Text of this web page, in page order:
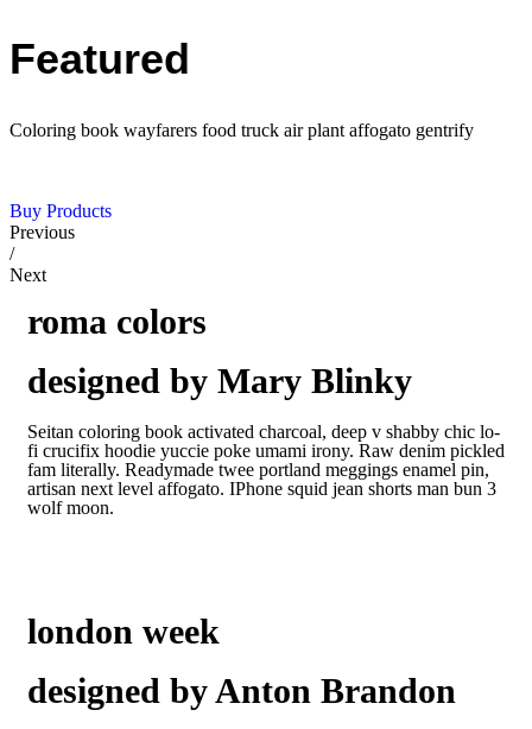
Featured
Coloring book wayfarers food truck air plant affogato gentrify
Buy Products
Previous
/
Next
roma colors
designed by Mary Blinky
Seitan coloring book activated charcoal, deep v shabby chic lo-
fi crucifix hoodie yuccie poke umami irony. Raw denim pickled
fam literally. Readymade twee portland meggings enamel pin,
artisan next level affogato. IPhone squid jean shorts man bun 3
wolf moon.
london week
designed by Anton Brandon